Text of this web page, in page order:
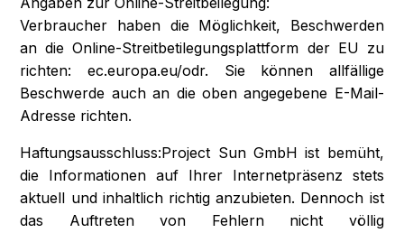
Verbraucher haben die Möglichkeit, Beschwerden
an die Online-Streitbetilegungsplattform der EU zu
richten: ec.europa.eu/odr. Sie können allfällige
Beschwerde auch an die oben angegebene E-Mail-
Adresse richten.
Haftungsausschluss:Project Sun GmbH ist bemüht,
die Informationen auf Ihrer Internetpräsenz stets
aktuell und inhaltlich richtig anzubieten. Dennoch ist
das Auftreten von Fehlern nicht völlig